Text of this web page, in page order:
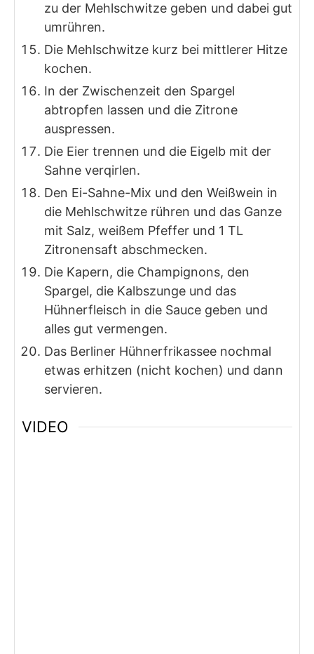
zu der Mehlschwitze geben und dabei gut
umrühren.
Die Mehlschwitze kurz bei mittlerer Hitze
kochen.
In der Zwischenzeit den Spargel
abtropfen lassen und die Zitrone
auspressen.
Die Eier trennen und die Eigelb mit der
Sahne verqirlen.
Den Ei-Sahne-Mix und den Weißwein in
die Mehlschwitze rühren und das Ganze
mit Salz, weißem Pfeffer und 1 TL
Zitronensaft abschmecken.
Die Kapern, die Champignons, den
Spargel, die Kalbszunge und das
Hühnerfleisch in die Sauce geben und
alles gut vermengen.
Das Berliner Hühnerfrikassee nochmal
etwas erhitzen (nicht kochen) und dann
servieren.
VIDEO